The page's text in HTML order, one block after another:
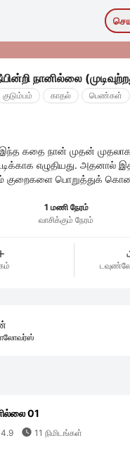
நானில்லை
குடும்பம் காதல் பெண்கள்
கதை நான் முதன் முதலாக
எழுதியது. அதனால்
குறைகளை பொறுத்துக்
1 மணி நேரம்
வாசிக்கும் நேரம்
01
4.9  11 நிமிடங்கள்